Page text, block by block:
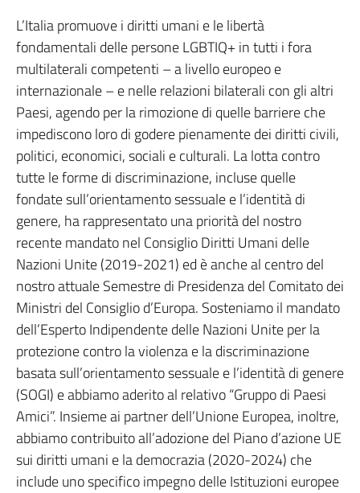
L’Italia promuove i diritti umani e le libertà
fondamentali delle persone LGBTIQ+ in tutti i fora
multilaterali competenti – a livello europeo e
internazionale – e nelle relazioni bilaterali con gli altri
Paesi, agendo per la rimozione di quelle barriere che
impediscono loro di godere pienamente dei diritti civili,
politici, economici, sociali e culturali. La lotta contro
tutte le forme di discriminazione, incluse quelle
fondate sull’orientamento sessuale e l’identità di
genere, ha rappresentato una priorità del nostro
recente mandato nel Consiglio Diritti Umani delle
Nazioni Unite (2019-2021) ed è anche al centro del
nostro attuale Semestre di Presidenza del Comitato dei
Ministri del Consiglio d’Europa. Sosteniamo il mandato
dell’Esperto Indipendente delle Nazioni Unite per la
protezione contro la violenza e la discriminazione
basata sull’orientamento sessuale e l’identità di genere
(SOGI) e abbiamo aderito al relativo “Gruppo di Paesi
Amici”. Insieme ai partner dell’Unione Europea, inoltre,
abbiamo contribuito all’adozione del Piano d’azione UE
sui diritti umani e la democrazia (2020-2024) che
include uno specifico impegno delle Istituzioni europee